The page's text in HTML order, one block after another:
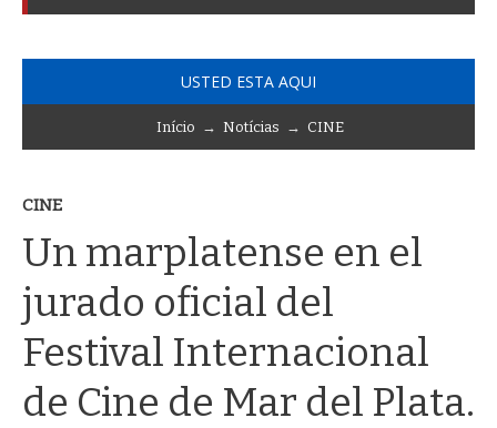
USTED ESTA AQUI
Início → Notícias → CINE
CINE
Un marplatense en el
jurado oficial del
Festival Internacional
de Cine de Mar del Plata.